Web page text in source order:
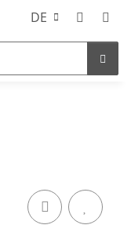
DE